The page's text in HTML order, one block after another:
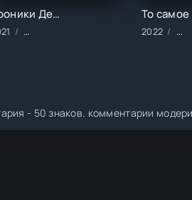
Детективы/Драма/Триллеры/Ужасы/
Хроники Деда Мороза. Тайна подарков ()
Фильмы/2021 год/Зарубежные/
2022
- 50 знаков. комментарии